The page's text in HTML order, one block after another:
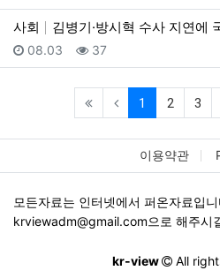
사회 김병기·방시혁 수사 지연에
등록일
08.03 조회
37
1 (current)
2 3
이용약관
모든자료는 인터넷에서 퍼온자료입
krviewadm@gmail.com으로 해주시
kr-view All